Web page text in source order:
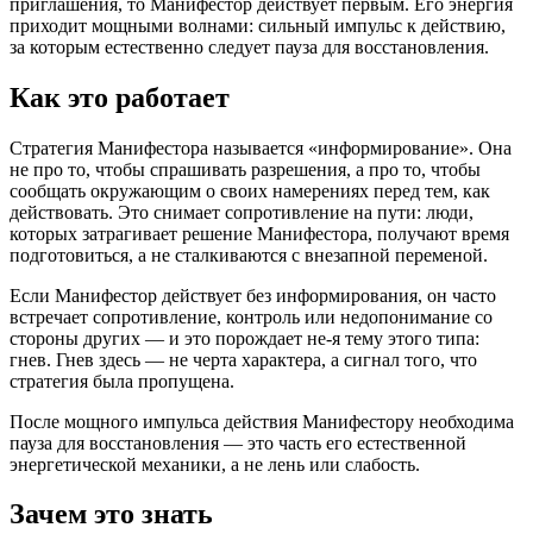
приходит мощными волнами: сильный импульс к действию,
за которым естественно следует пауза для восстановления.
Как это работает
Стратегия Манифестора называется «информирование». Она
не про то, чтобы спрашивать разрешения, а про то, чтобы
сообщать окружающим о своих намерениях перед тем, как
действовать. Это снимает сопротивление на пути: люди,
которых затрагивает решение Манифестора, получают время
подготовиться, а не сталкиваются с внезапной переменой.
Если Манифестор действует без информирования, он часто
встречает сопротивление, контроль или недопонимание со
стороны других — и это порождает не-я тему этого типа:
гнев. Гнев здесь — не черта характера, а сигнал того, что
стратегия была пропущена.
После мощного импульса действия Манифестору необходима
пауза для восстановления — это часть его естественной
энергетической механики, а не лень или слабость.
Зачем это знать